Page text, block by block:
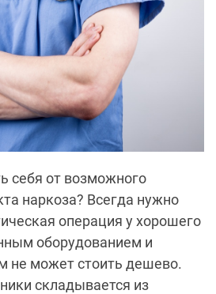
себя от возможного
наркоза? Всегда нужно
операция у хорошего
оборудованием и
не может стоить дешево.
складывается из